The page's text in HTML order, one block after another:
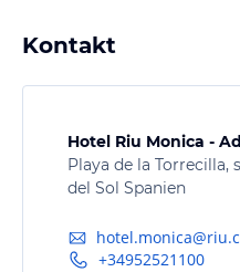
Kontakt
Hotel Riu Monica -
Playa de la Torrecilla,
del Sol Spanien
+34952521100